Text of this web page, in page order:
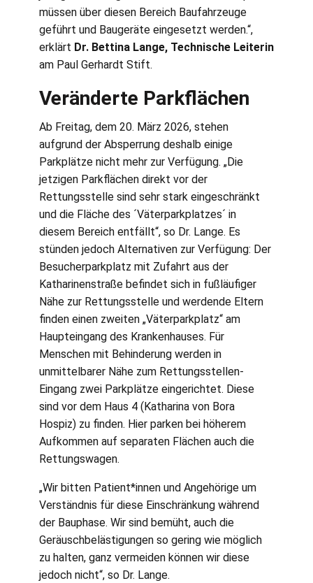
müssen über diesen Bereich Baufahrzeuge
geführt und Baugeräte eingesetzt werden.“,
erklärt Dr. Bettina Lange, Technische Leiterin
am Paul Gerhardt Stift.
Veränderte Parkflächen
Ab Freitag, dem 20. März 2026, stehen
aufgrund der Absperrung deshalb einige
Parkplätze nicht mehr zur Verfügung. „Die
jetzigen Parkflächen direkt vor der
Rettungsstelle sind sehr stark eingeschränkt
und die Fläche des ´Väterparkplatzes´ in
diesem Bereich entfällt“, so Dr. Lange. Es
stünden jedoch Alternativen zur Verfügung: Der
Besucherparkplatz mit Zufahrt aus der
Katharinenstraße befindet sich in fußläufiger
Nähe zur Rettungsstelle und werdende Eltern
finden einen zweiten „Väterparkplatz“ am
Haupteingang des Krankenhauses. Für
Menschen mit Behinderung werden in
unmittelbarer Nähe zum Rettungsstellen-
Eingang zwei Parkplätze eingerichtet. Diese
sind vor dem Haus 4 (Katharina von Bora
Hospiz) zu finden. Hier parken bei höherem
Aufkommen auf separaten Flächen auch die
Rettungswagen.
„Wir bitten Patient*innen und Angehörige um
Verständnis für diese Einschränkung während
der Bauphase. Wir sind bemüht, auch die
Geräuschbelästigungen so gering wie möglich
zu halten, ganz vermeiden können wir diese
jedoch nicht“, so Dr. Lange.